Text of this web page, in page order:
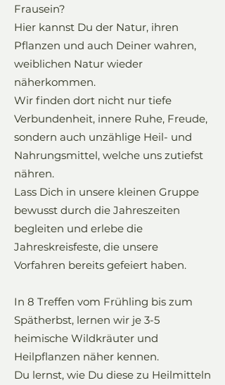
Frausein?
Hier kannst Du der Natur, ihren
Pflanzen und auch Deiner wahren,
weiblichen Natur wieder
näherkommen.
Wir finden dort nicht nur tiefe
Verbundenheit, innere Ruhe, Freude,
sondern auch unzählige Heil- und
Nahrungsmittel, welche uns zutiefst
nähren.
Lass Dich in unsere kleinen Gruppe
bewusst durch die Jahreszeiten
begleiten und erlebe die
Jahreskreisfeste, die unsere
Vorfahren bereits gefeiert haben.
In 8 Treffen vom Frühling bis zum
Spätherbst, lernen wir je 3-5
heimische Wildkräuter und
Heilpflanzen näher kennen.
Du lernst, wie Du diese zu Heilmitteln